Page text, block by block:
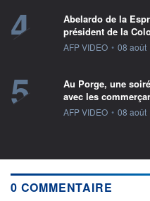
4
Abelardo de la
président de la
information fournie par
AFP VIDEO • 08 août
5
Au Porge, une
avec les
information fournie par
AFP VIDEO • 08 août
0 COMMENTAIRE